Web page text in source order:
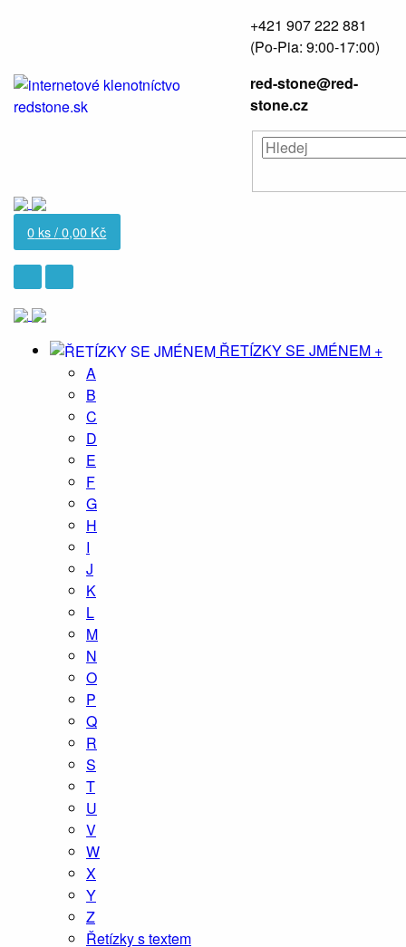
+421 907 222 881
(Po-Pia: 9:00-17:00)
red-stone@red-
stone.cz
0ks / 0,00 Kč
ŘETÍZKY SE JMÉNEM +
A
B
C
D
E
F
G
H
I
J
K
L
M
N
O
P
Q
R
S
T
U
V
W
X
Y
Z
Řetízky s textem